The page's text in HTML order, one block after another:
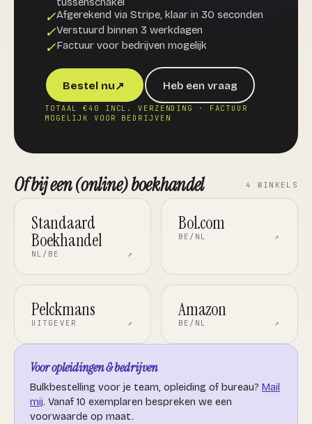
Afgerekend via Stripe, klaar in 30 seconden
Verstuurd binnen 3 werkdagen
Factuur voor bedrijven mogelijk
Bestel nu↗ Heb een vraag
TOTAAL €40 INCL. VERZENDING · FACTUUR
MOGELIJK VOOR BEDRIJVEN
Of bij een (online) boekhandel 4 WINKELS
Standaard
Boekhandel
NL/BE ↗
Bol.com
BE/NL ↗
Pelckmans
UITGEVER ↗
Amazon
BE/NL ↗
Voor opleidingen & bedrijven
Bulkbestelling voor je team, opleiding of bureau? Mail
mij. Vanaf 10 exemplaren bespreken we een
voorwaarde op maat.